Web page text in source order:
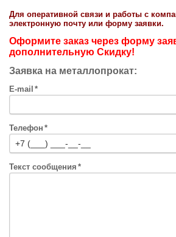
Для оперативной связи и работы с
электронную почту или форму заявки.
Оформите заказ через форму
дополнительную Скидку!
Заявка на металлопрокат:
E-mail *
Телефон *
Текст сообщения *